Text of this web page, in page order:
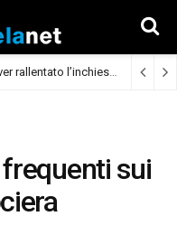
Bayesian, la carenza di giudici può aver rallentato l’inchiesta (Cronaca)
sui